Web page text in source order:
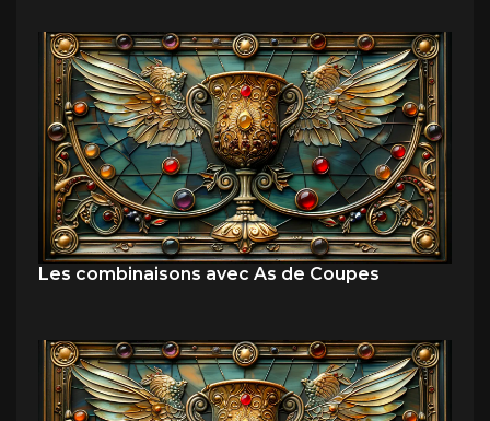
Les combinaisons avec As de Coupes